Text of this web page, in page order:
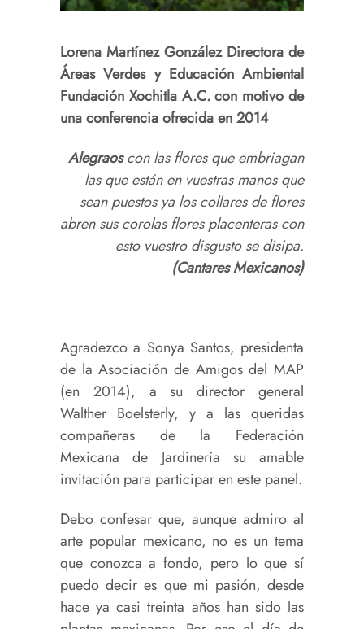
Lorena Martínez González Directora de
Áreas Verdes y Educación Ambiental
Fundación Xochitla A.C. con motivo de
una conferencia ofrecida en 2014
Alegraoscon las flores que embriagan
las que están en vuestras manos que
sean puestos ya los collares de flores
abren sus corolas flores placenteras con
esto vuestro disgusto se disipa.
(Cantares Mexicanos)
Agradezco a Sonya Santos, presidenta
de la Asociación de Amigos del MAP
(en 2014), a su director general
Walther Boelsterly, y a las queridas
compañeras de la Federación
Mexicana de Jardinería su amable
invitación para participar en este panel.
Debo confesar que, aunque admiro al
arte popular mexicano, no es un tema
que conozca a fondo, pero lo que sí
puedo decir es que mi pasión, desde
hace ya casi treinta años han sido las